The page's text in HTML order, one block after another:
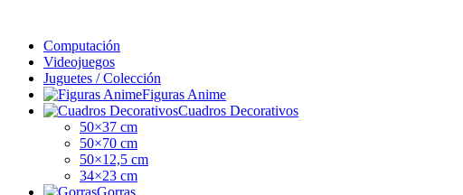
Computación
Videojuegos
Juguetes / Colección
Figuras Anime
Cuadros Decorativos
50×37 cm
50×70 cm
50×12,5 cm
34×23 cm
Gorras